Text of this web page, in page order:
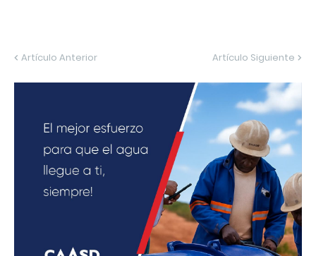
Artículo Anterior Artículo Siguiente